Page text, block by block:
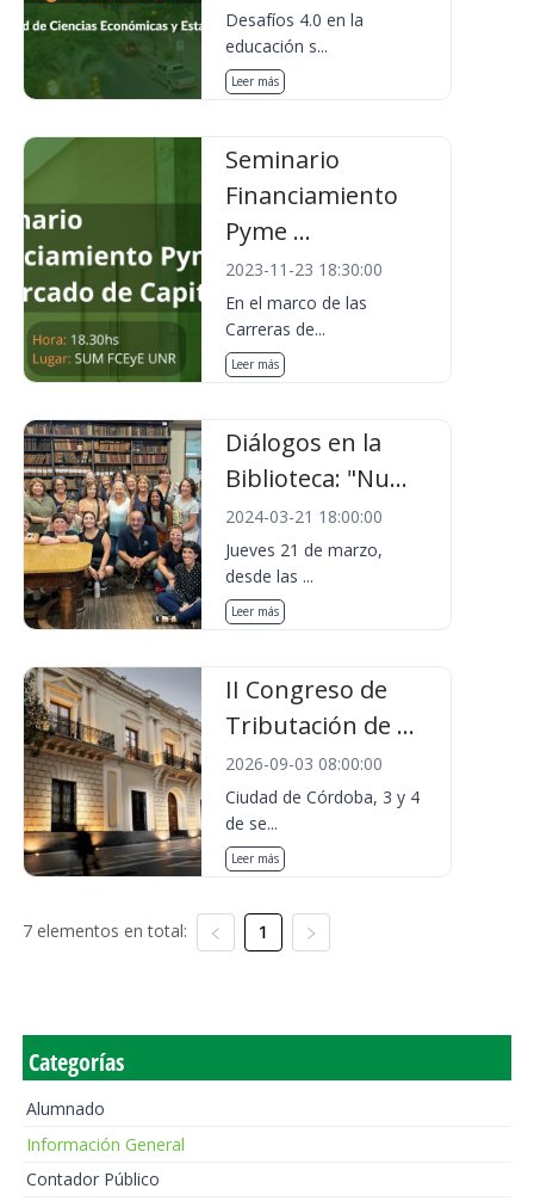
Desafíos 4.0 en la
educación s...
Leer más
Seminario
Financiamiento
Pyme ...
2023-11-23 18:30:00
En el marco de las
Carreras de...
Leer más
Diálogos en la
Biblioteca: "Nu...
2024-03-21 18:00:00
Jueves 21 de marzo,
desde las ...
Leer más
II Congreso de
Tributación de ...
2026-09-03 08:00:00
Ciudad de Córdoba, 3 y 4
de se...
Leer más
7 elementos en total: 1
Categorías
Alumnado
Información General
Contador Público